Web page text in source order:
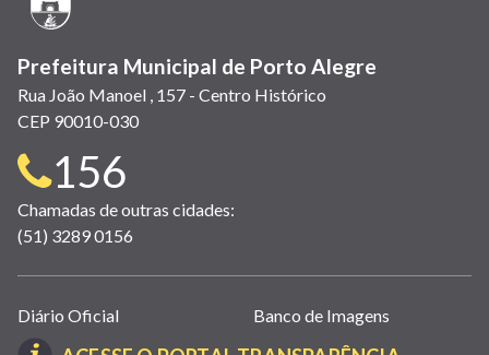
Prefeitura Municipal de Porto Alegre
Rua João Manoel , 157 - Centro Histórico
CEP 90010-030
Telefone
para
contato:
156
Chamadas de outras cidades:
(51) 3289 0156
Links
úteis
Diário Oficial Banco de Imagens